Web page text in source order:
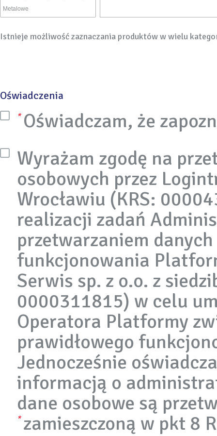
Istnieje możliwość zaznaczania produktów w wielu
Oświadczenia
Oświadczam, że
*
Wyrażam zgodę na
osobowych przez
Wrocławiu (KRS:
realizacji zadań
przetwarzaniem
funkcjonowania
Serwis sp. z o.o. z
0000311815) w celu
Operatora Platformy
prawidłowego
Jednocześnie
informacją o
dane osobowe są
zamieszczoną w pkt 8
*